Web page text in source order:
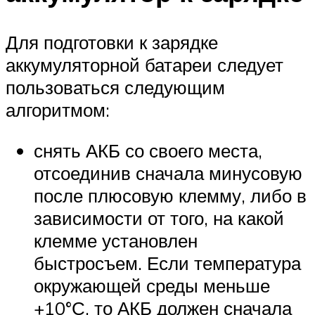
Для подготовки к зарядке
аккумуляторной батареи следует
пользоваться следующим
алгоритмом:
снять АКБ со своего места,
отсоединив сначала минусовую
после плюсовую клемму, либо в
зависимости от того, на какой
клемме установлен
быстросъем. Если температура
окружающей среды меньше
+10°С, то АКБ должен сначала